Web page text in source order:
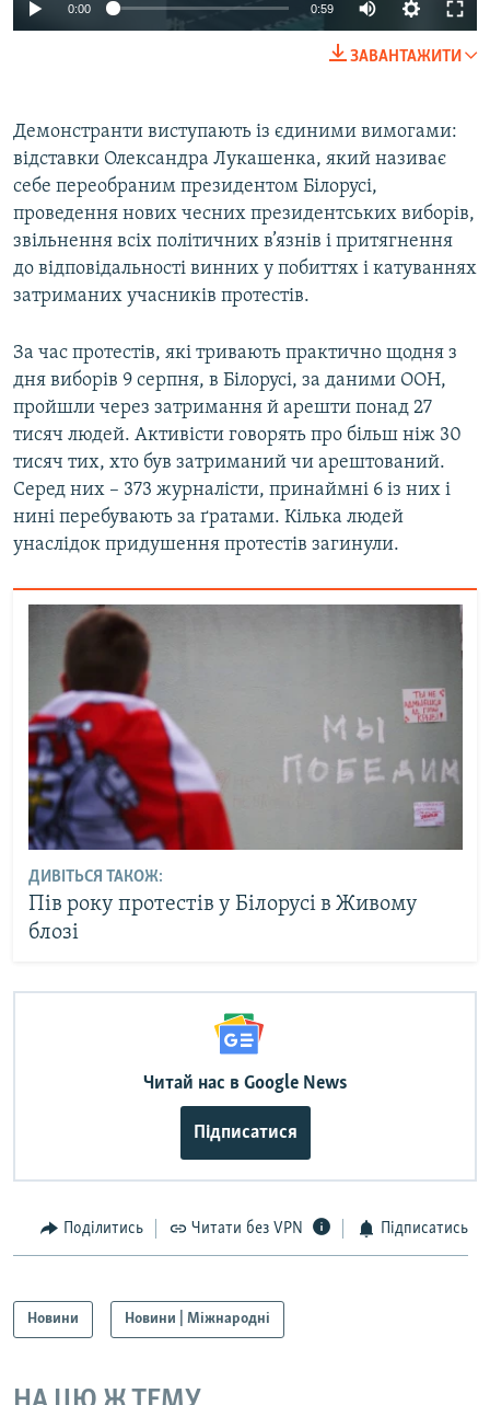
720p 1080p
0:00 0:59
720p
1080p
ЗАВАНТАЖИТИ
Демонстранти виступають із єдиними вимогами:
відставки Олександра Лукашенка, який називає
себе переобраним президентом Білорусі,
проведення нових чесних президентських виборів,
звільнення всіх політичних в’язнів і притягнення
до відповідальності винних у побиттях і катуваннях
затриманих учасників протестів.
За час протестів, які тривають практично щодня з
дня виборів 9 серпня, в Білорусі, за даними ООН,
пройшли через затримання й арешти понад 27
тисяч людей. Активісти говорять про більш ніж 30
тисяч тих, хто був затриманий чи арештований.
Серед них – 373 журналісти, принаймні 6 із них і
нині перебувають за ґратами. Кілька людей
унаслідок придушення протестів загинули.
ДИВІТЬСЯ ТАКОЖ:
Пів року протестів у Білорусі в Живому
блозі
Читай нас в Google News
Підписатися
Поділитись Читати без VPN Підписатись
Новини Новини | Міжнародні